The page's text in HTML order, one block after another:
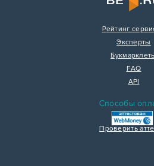
Рейтинг
Эксперты
FAQ
API
Способы
Проверить